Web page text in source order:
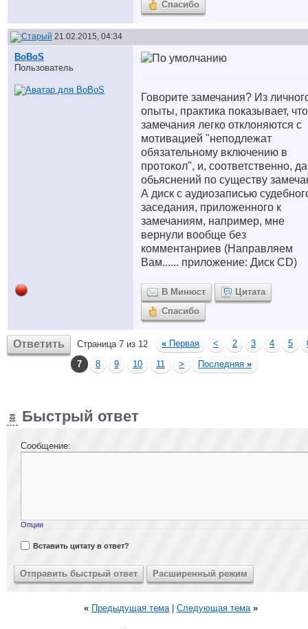
Спасибо
21.02.2015, 04:34
BoBoS
Пользователь
Говорите замечания? Из
опыты, практика показывает, что
замечания легко отклоняются с
мотивацией "неподлежат
обязательному включению в
протокол", и, соответственно,
обьяснений по существу
А диск с аудиозаписью
заседания, приложенного к
замечаниям, например, мне
вернули вообще без
комментанриев (Направляем
Вам...... приложение: Диск CD)
В Минюст
Цитата
Спасибо
Ответить Страница 7 из 12 « Первая < 2 3 4 5
7
8 9 10 11 > Последняя »
Быстрый ответ
Сообщение:
Опции
Вставить цитату в ответ?
« Предыдущая тема| Следующая тема »